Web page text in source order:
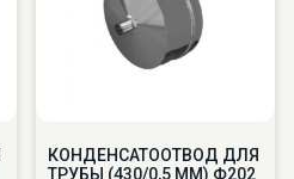
КОНДЕНСАТООТВОД ДЛЯ
ТРУБЫ (430/0,5 ММ) Ф202